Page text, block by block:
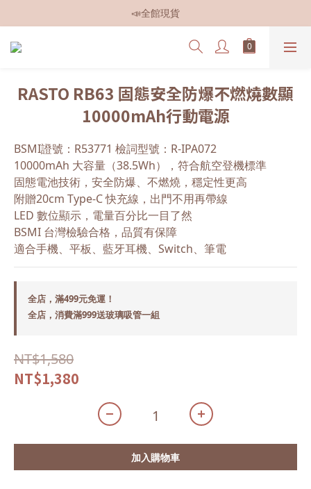
📣全館現貨
📣全館499免運
📣加入會員即贈$50元購物金
RASTO RB63 固態安全防爆不燃燒數顯
10000mAh行動電源
BSMI證號：R53771 檢詞型號：R-IPA072
10000mAh 大容量（38.5Wh），符合航空登機標準
固態電池技術，安全防爆、不燃燒，穩定性更高
附贈20cm Type-C 快充線，出門不用再帶線
LED 數位顯示，電量百分比一目了然
BSMI 台灣檢驗合格，品質有保障
適合手機、平板、藍牙耳機、Switch、筆電
全店，滿499元免運！
全店，消費滿999送玻璃吸管一組
NT$1,580
NT$1,380
加入購物車